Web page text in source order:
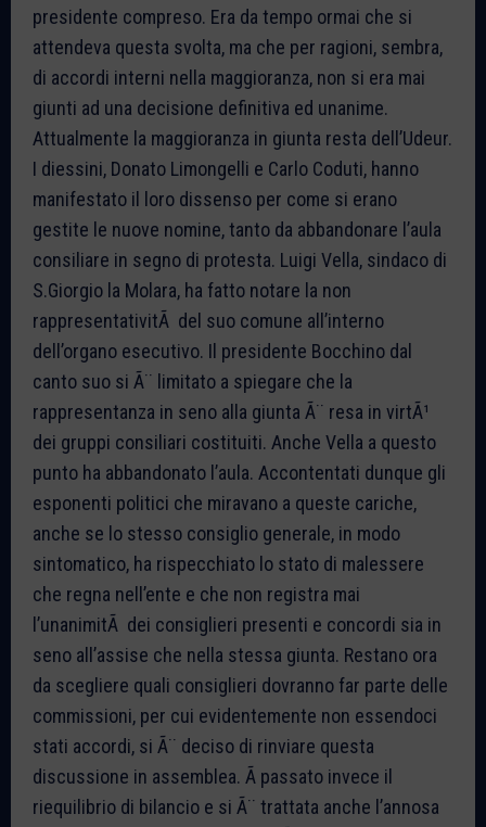
presidente compreso. Era da tempo ormai che si
attendeva questa svolta, ma che per ragioni, sembra,
di accordi interni nella maggioranza, non si era mai
giunti ad una decisione definitiva ed unanime.
Attualmente la maggioranza in giunta resta dell’Udeur.
I diessini, Donato Limongelli e Carlo Coduti, hanno
manifestato il loro dissenso per come si erano
gestite le nuove nomine, tanto da abbandonare l’aula
consiliare in segno di protesta. Luigi Vella, sindaco di
S.Giorgio la Molara, ha fatto notare la non
rappresentativitÃ del suo comune all’interno
dell’organo esecutivo. Il presidente Bocchino dal
canto suo si Ã¨ limitato a spiegare che la
rappresentanza in seno alla giunta Ã¨ resa in virtÃ¹
dei gruppi consiliari costituiti. Anche Vella a questo
punto ha abbandonato l’aula. Accontentati dunque gli
esponenti politici che miravano a queste cariche,
anche se lo stesso consiglio generale, in modo
sintomatico, ha rispecchiato lo stato di malessere
che regna nell’ente e che non registra mai
l’unanimitÃ dei consiglieri presenti e concordi sia in
seno all’assise che nella stessa giunta. Restano ora
da scegliere quali consiglieri dovranno far parte delle
commissioni, per cui evidentemente non essendoci
stati accordi, si Ã¨ deciso di rinviare questa
discussione in assemblea. Ã passato invece il
riequilibrio di bilancio e si Ã¨ trattata anche l’annosa